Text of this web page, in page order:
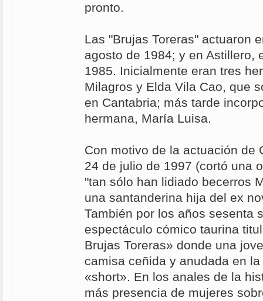
pronto.
Las "Brujas Toreras" actuaron
agosto de 1984; y en Astillero,
1985. Inicialmente eran tres
Milagros y Elda Vila Cao, que
en Cantabria; más tarde
hermana, María Luisa.
Con motivo de la actuación de
24 de julio de 1997 (cortó una
"tan sólo han lidiado becerros
una santanderina hija del ex
También por los años sesenta
espectáculo cómico taurina
Brujas Toreras» donde una
camisa ceñida y anudada en
«short». En los anales de la
más presencia de mujeres